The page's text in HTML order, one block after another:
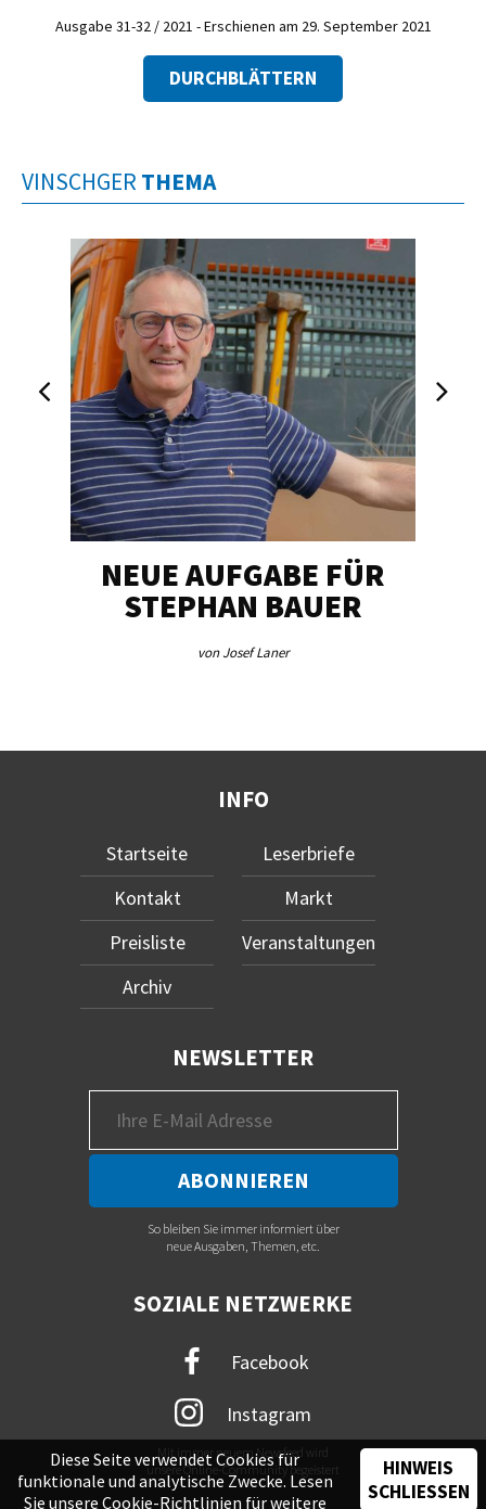
Ausgabe 31-32 / 2021 - Erschienen am 29. September 2021
DURCHBLÄTTERN
VINSCHGER THEMA
NEUE AUFGABE FÜR
STEPHAN BAUER
von Josef Laner
INFO
Startseite
Kontakt
Preisliste
Archiv
Leserbriefe
Markt
Veranstaltungen
NEWSLETTER
So bleiben Sie immer informiert über
neue Ausgaben, Themen, etc.
SOZIALE NETZWERKE
Facebook
Instagram
Mit immer neuem Newsfeed wird
unsere Online-Community begeistert
Diese Seite verwendet Cookies für
funktionale und analytische Zwecke. Lesen
Sie unsere Cookie-Richtlinien für weitere
HINWEIS
SCHLIESSEN